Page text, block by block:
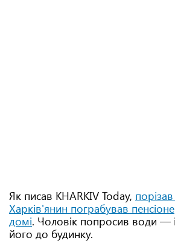
Як писав KHARKIV Today,
Харків'янин пограбував
домі. Чоловік попросив води —
його до будинку.